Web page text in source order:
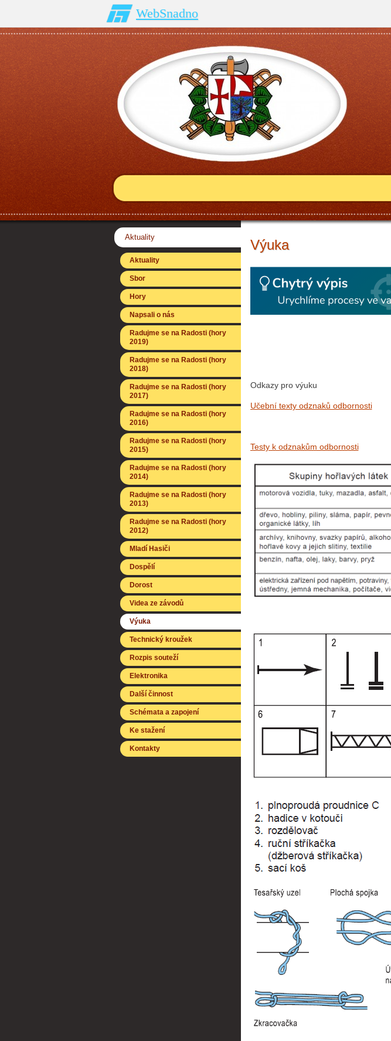
WebSnadno
Výuka
Odkazy pro výuku
Učební texty odznaků odbornosti
Testy k odznakům odbornosti
Aktuality
Aktuality
Sbor
Hory
Napsali o nás
Radujme se na Radosti (hory
2019)
Radujme se na Radosti (hory
2018)
Radujme se na Radosti (hory
2017)
Radujme se na Radosti (hory
2016)
Radujme se na Radosti (hory
2015)
Radujme se na Radosti (hory
2014)
Radujme se na Radosti (hory
2013)
Radujme se na Radosti (hory
2012)
Mladí Hasiči
Dospělí
Dorost
Videa ze závodů
Výuka
Technický kroužek
Rozpis souteží
Elektronika
Další činnost
Schémata a zapojení
Ke stažení
Kontakty